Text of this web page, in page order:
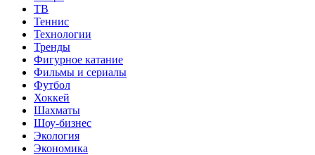
ТВ
Теннис
Технологии
Тренды
Фигурное катание
Фильмы и сериалы
Футбол
Хоккей
Шахматы
Шоу-бизнес
Экология
Экономика